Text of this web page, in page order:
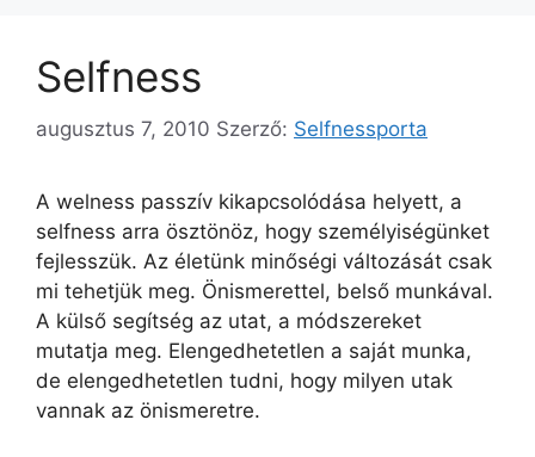
Selfness
augusztus 7, 2010 Szerző: Selfnessporta
A welness passzív kikapcsolódása helyett, a
selfness arra ösztönöz, hogy személyiségünket
fejlesszük. Az életünk minőségi változását csak
mi tehetjük meg. Önismerettel, belső munkával.
A külső segítség az utat, a módszereket
mutatja meg. Elengedhetetlen a saját munka,
de elengedhetetlen tudni, hogy milyen utak
vannak az önismeretre.